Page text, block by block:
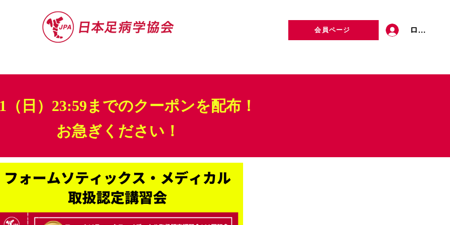
会員ページ ログイン
（日）23:59までのクーポンを配布！
お急ぎください！